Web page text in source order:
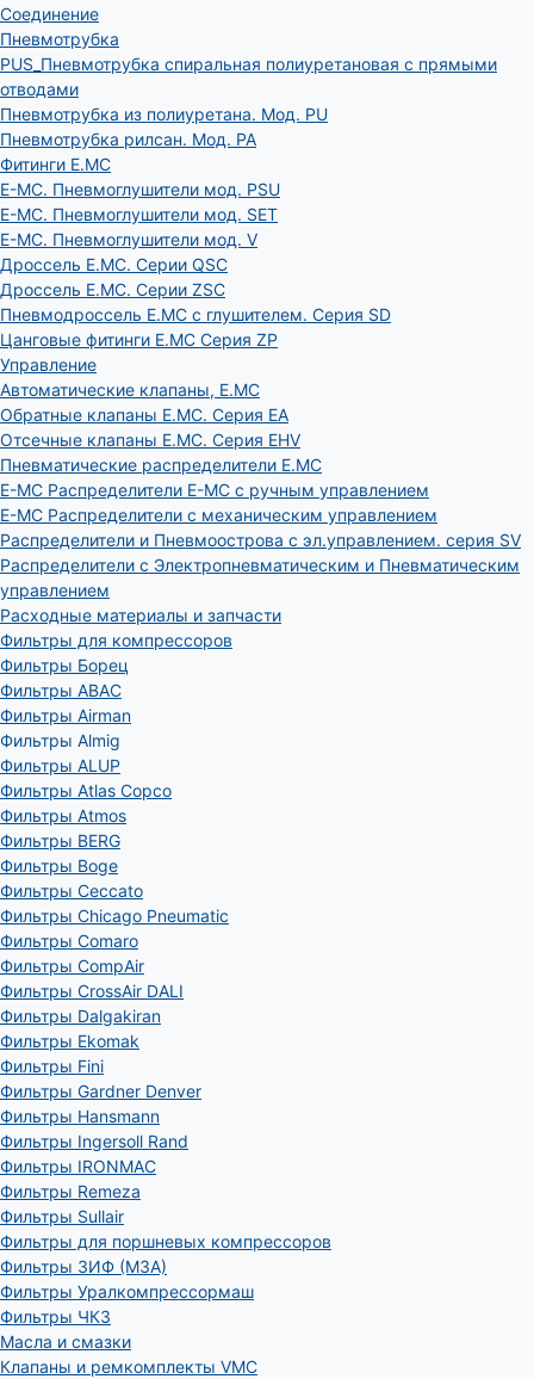
Соединение
Пневмотрубка
PUS_Пневмотрубка спиральная полиуретановая с прямыми
отводами
Пневмотрубка из полиуретана. Мод. РU
Пневмотрубка рилсан. Мод. PA
Фитинги E.MC
E-MC. Пневмоглушители мод. PSU
E-MC. Пневмоглушители мод. SET
E-MC. Пневмоглушители мод. V
Дроссель E.MC. Серии QSC
Дроссель E.MC. Серии ZSC
Пневмодроссель E.MC с глушителем. Серия SD
Цанговые фитинги E.MC Серия ZP
Управление
Автоматические клапаны, Е.МС
Обратные клапаны E.MC. Серия EA
Отсечные клапаны E.MC. Серия EHV
Пневматические распределители E.MC
E-MC Распределители E-MC с ручным управлением
E-MC Распределители с механическим управлением
Распределители и Пневмоострова с эл.управлением. серия SV
Распределители с Электропневматическим и Пневматическим
управлением
Расходные материалы и запчасти
Фильтры для компрессоров
Фильтры Борец
Фильтры ABAC
Фильтры Airman
Фильтры Almig
Фильтры ALUP
Фильтры Atlas Copco
Фильтры Atmos
Фильтры BERG
Фильтры Boge
Фильтры Ceccato
Фильтры Chicago Pneumatic
Фильтры Comaro
Фильтры CompAir
Фильтры CrossAir DALI
Фильтры Dalgakiran
Фильтры Ekomak
Фильтры Fini
Фильтры Gardner Denver
Фильтры Hansmann
Фильтры Ingersoll Rand
Фильтры IRONMAC
Фильтры Remeza
Фильтры Sullair
Фильтры для поршневых компрессоров
Фильтры ЗИФ (МЗА)
Фильтры Уралкомпрессормаш
Фильтры ЧКЗ
Масла и смазки
Клапаны и ремкомплекты VMC